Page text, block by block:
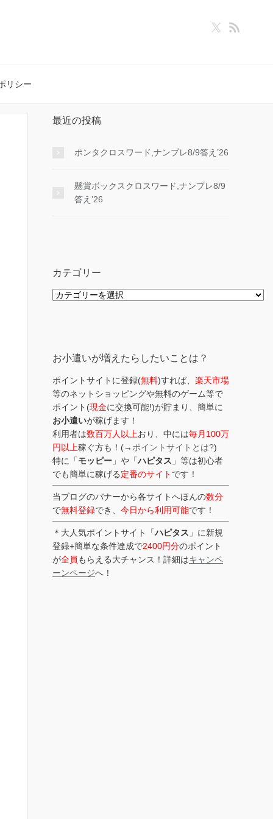
リシー
最近の投稿
ポンタクロスワード,ナンプレ8/9答え’26
懸賞ボックスクロスワード,ナンプレ8/9
答え’26
カテゴリー
カ
お小遣いが増えたらしたいことは？
ポイントサイトに登録(無料)すれば、 楽天市場
等のネットショッピングや無料のゲーム等で
ポイント(現金に交換可能!)が貯まり、簡単に
お小遣いが稼げます！
利用者は数百万人以上おり、中には毎月100万
円以上稼ぐ方も！(→ ポイントサイトとは?)
特に「モッピー 」や「ハピタス 」等は初心者
でも簡単に稼げる定番のサイト です！
当ブログのバナーから各サイトへほんの数分
で無料登録でき、 今日から利用可能です！
＊大人気ポイントサイト「ハピタス 」に新規
登録+簡単な条件達成で2400円分のポイント
が全員 もらえる大チャンス！詳細はキャンペ
ーンページへ！